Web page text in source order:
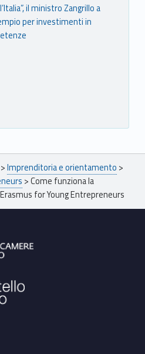
il ministro Zangrillo a
per investimenti in
Imprenditoria e orientamento >
>Come funziona la
for Young Entrepreneurs